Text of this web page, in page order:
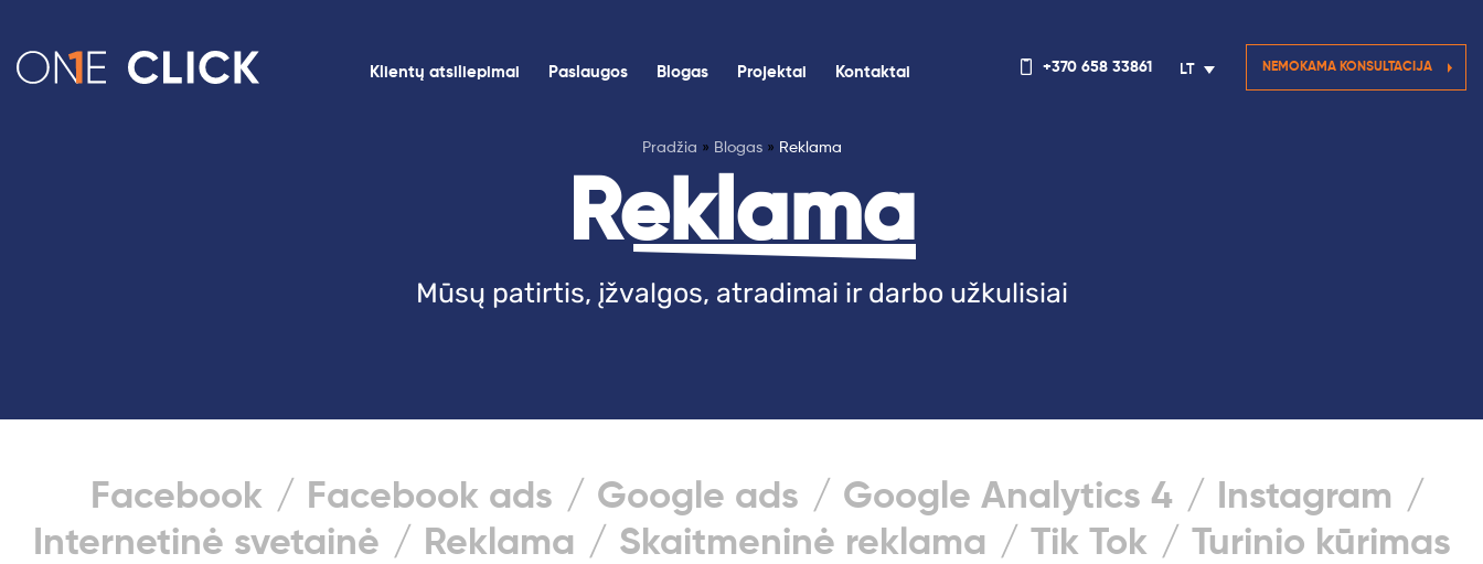
Klientų atsiliepimai Paslaugos Blogas Projektai Kontaktai +370 658 33861 LT NEMOKAMA KONSULTACIJA
Pradžia » Blogas» Reklama
Reklama
Mūsų patirtis, įžvalgos, atradimai ir darbo užkulisiai
Facebook Facebook ads Google ads Google Analytics 4
Instagram
Internetinė svetainė
Reklama Skaitmeninė reklama Tik Tok Turinio kūrimas